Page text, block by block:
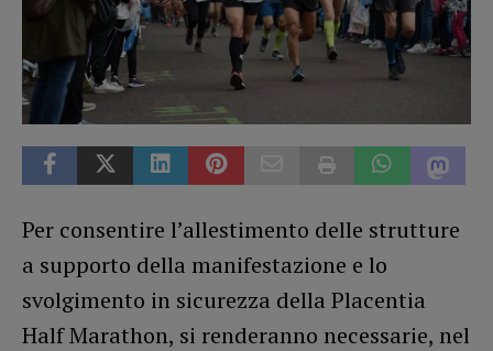
Per consentire l’allestimento delle strutture
a supporto della manifestazione e lo
svolgimento in sicurezza della Placentia
Half Marathon, si renderanno necessarie, nel